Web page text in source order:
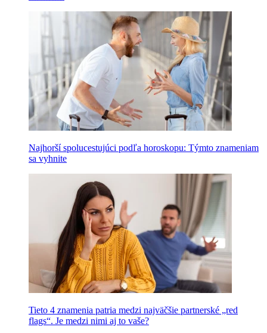
Najhorší spolucestujúci podľa horoskopu: Týmto znameniam
sa vyhnite
Tieto 4 znamenia patria medzi najväčšie partnerské „red
flags“. Je medzi nimi aj to vaše?